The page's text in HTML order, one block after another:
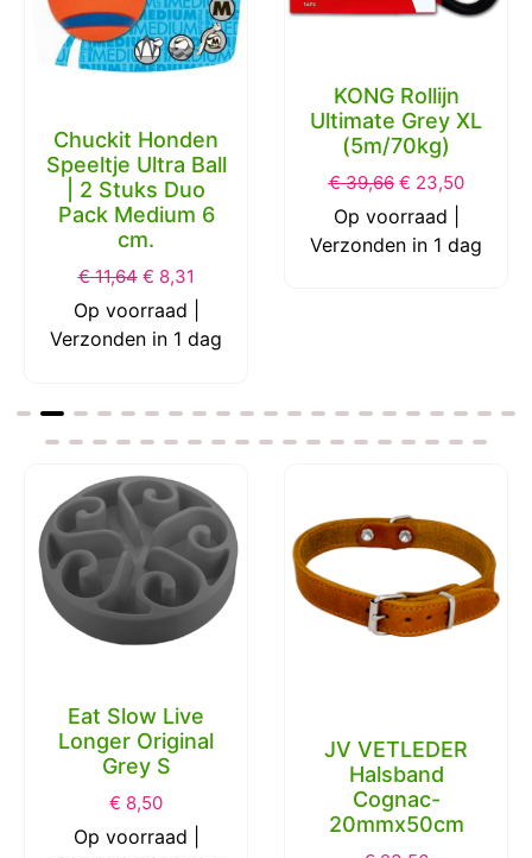
Chuckit Honden
Speeltje Ultra Ball
Pack Medium 6
cm.
€11,64 €8,31
Verzonden in 1 dag
Ultimate Grey XL
(5m/70kg)
€ 39,66 € 23,50
Longer Original
Grey S
JV VETLEDER